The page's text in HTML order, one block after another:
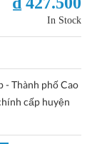
In Stock
- Thành phố Cao
cấp huyện